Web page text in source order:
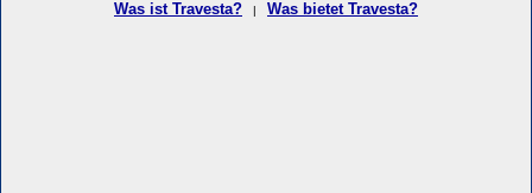
Was ist Travesta? Was bietet Travesta?